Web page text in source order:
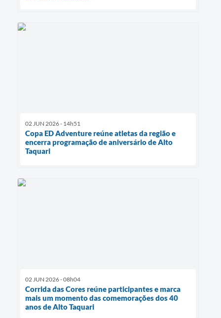
02 JUN 2026 - 14h51
Copa ED Adventure reúne atletas da região e
encerra programação de aniversário de Alto
Taquari
02 JUN 2026 - 08h04
Corrida das Cores reúne participantes e marca
mais um momento das comemorações dos 40
anos de Alto Taquari